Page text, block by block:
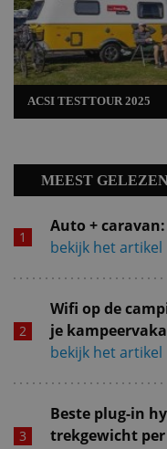
ACSI TESTTOUR 2025
MEEST
Auto +
bekijk het artikel
Wifi op de
je
bekijk het artikel
Beste plug-in
trekgewicht